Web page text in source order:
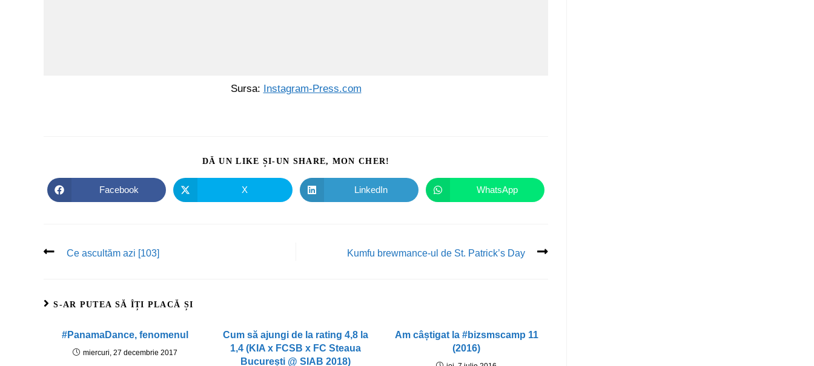
Sursa: Instagram-Press.com
DĂ UN LIKE ȘI-UN SHARE, MON CHER!
Facebook X LinkedIn WhatsApp
Ce ascultăm azi [103] Kumfu brewmance-ul de St. Patrick’s Day
S-AR PUTEA SĂ ÎȚI PLACĂ ȘI
#PanamaDance, fenomenul
miercuri, 27 decembrie 2017
Cum să ajungi de la rating 4,8 la
1,4 (KIA x FCSB x FC Steaua
București @ SIAB 2018)
Am câștigat la #bizsmscamp 11
(2016)